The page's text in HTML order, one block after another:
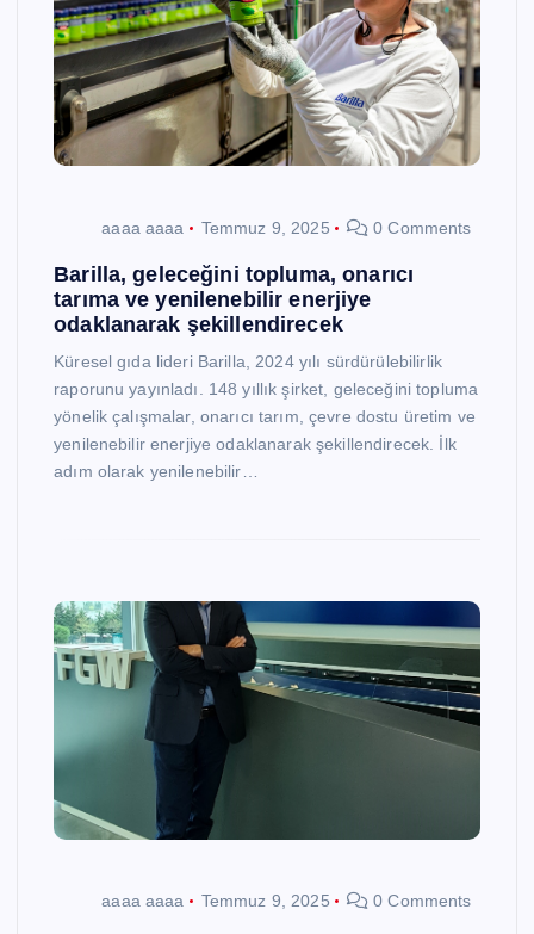
aaaa aaaa Temmuz 9, 2025 0 Comments
Barilla, geleceğini topluma, onarıcı
tarıma ve yenilenebilir enerjiye
odaklanarak şekillendirecek
Küresel gıda lideri Barilla, 2024 yılı sürdürülebilirlik
raporunu yayınladı. 148 yıllık şirket, geleceğini topluma
yönelik çalışmalar, onarıcı tarım, çevre dostu üretim ve
yenilenebilir enerjiye odaklanarak şekillendirecek. İlk
adım olarak yenilenebilir…
aaaa aaaa Temmuz 9, 2025 0 Comments